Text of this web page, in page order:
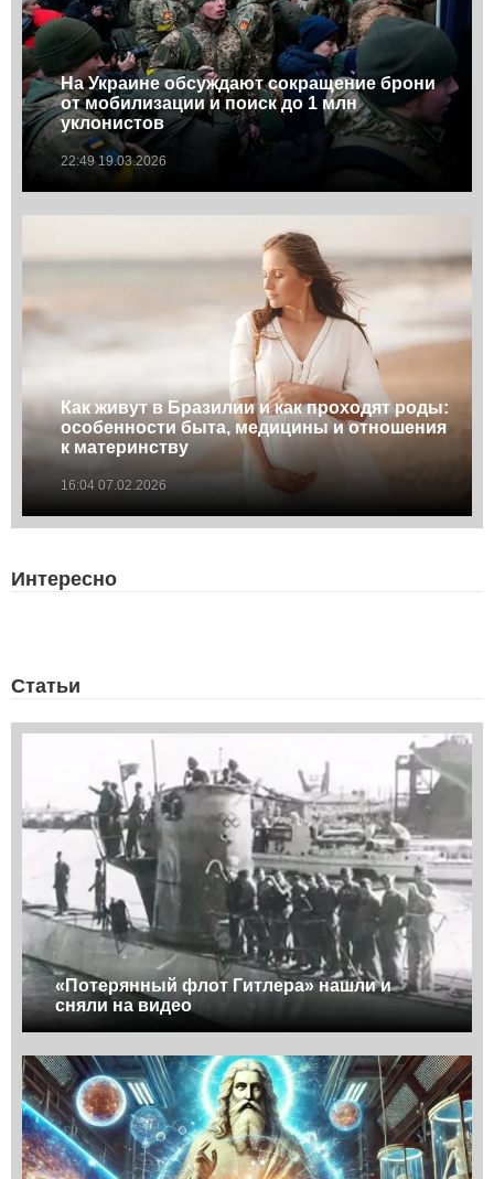
На Украине обсуждают сокращение брони
от мобилизации и поиск до 1 млн
уклонистов
22:49 19.03.2026
Как живут в Бразилии и как проходят роды:
особенности быта, медицины и отношения
к материнству
16:04 07.02.2026
Интересно
Статьи
«Потерянный флот Гитлера» нашли и
сняли на видео